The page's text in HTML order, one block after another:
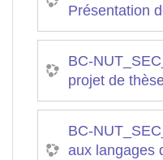
Présentation
BC-
projet de
BC-
aux langages